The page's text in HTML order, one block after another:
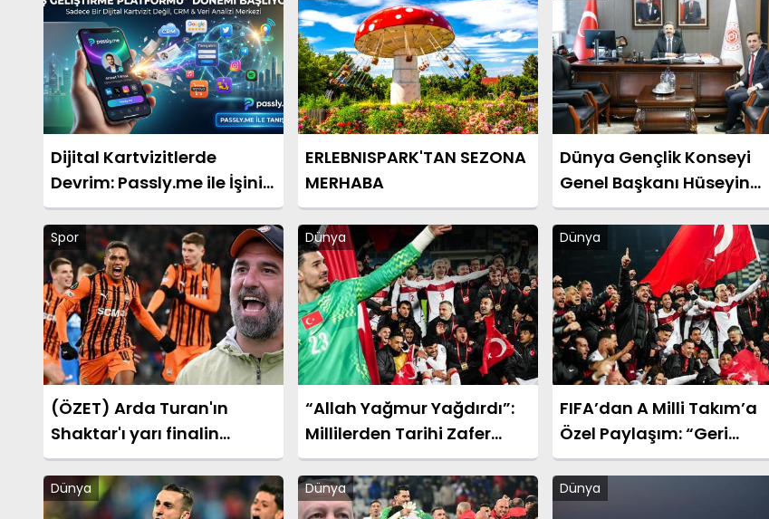
Dijital Kartvizitlerde
Devrim: Passly.me ile İşinizi
Tek Tıkla Büyütün
ERLEBNISPARK'TAN SEZONA
MERHABA
Dünya Gençlik Konseyi
Genel Başkanı Hüseyin
Celep’ten Bakan
Yardımcısı Ahmet Aydın’a
Spor
(ÖZET) Arda Turan'ın
Shaktar'ı yarı finalin
kapılarını araladı! Shaktar
Donetsk - AZ Alkmaar
maçı sonucu: 3-0 (UEFA
Dünya
“Allah Yağmur Yağdırdı”:
Millilerden Tarihi Zafer
Sonrası Duygusal Sözler
Dünya
FIFA’dan A Milli Takım’a
Özel Paylaşım: “Geri
Döndüler”
Dünya Dünya Dünya